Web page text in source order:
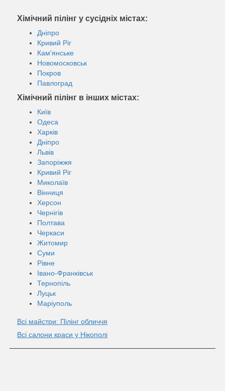
Хімічний пілінг у сусідніх містах:
Дніпро
Кривий Ріг
Кам'янське
Новомосковськ
Покров
Павлоград
Хімічний пілінг в інших містах:
Київ
Одеса
Харків
Дніпро
Львів
Запоріжжя
Кривий Ріг
Миколаїв
Вінниця
Херсон
Чернігів
Полтава
Черкаси
Житомир
Суми
Рівне
Івано-Франківськ
Тернопіль
Луцьк
Маріуполь
Всі майстри: Пілінг обличчя
Всі салони краси у Нікополі